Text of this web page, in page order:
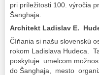
pri príležitosti 100. výročia
Šanghaja.
Architekt Ladislav E.
Číňania si našu slovenskú
rokom Ladislava Hudeca.
poskytuje umelcom
do Šanghaja, mesto